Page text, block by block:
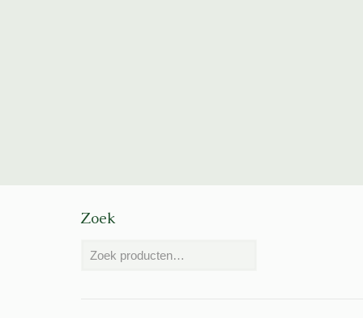
Zoek